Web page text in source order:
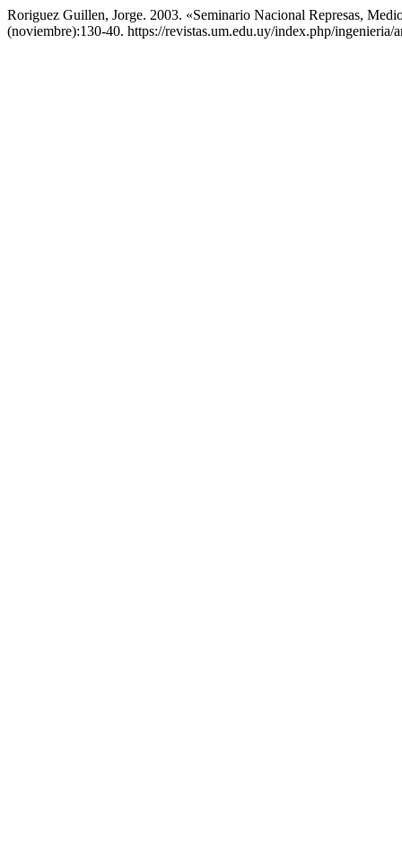
Roriguez Guillen, Jorge. 2003. «Seminario Nacional Represas,
(noviembre):130-40. https://revistas.um.edu.uy/index.php/ingenieria/